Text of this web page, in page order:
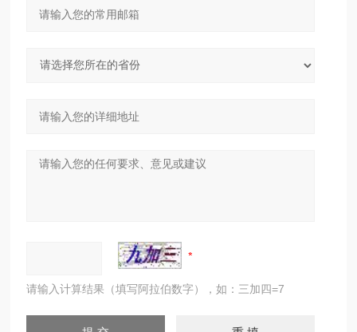
请输入计算结果（填写阿拉伯数字），如：三加四=7